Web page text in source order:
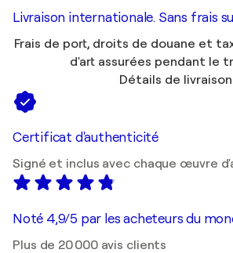
Livraison internationale. Sans frais
Frais de port, droits de douane et
d'art assurées pendant le
Détails de livraison
Certificat d'authenticité
Signé et inclus avec chaque œuvre
Noté 4,9/5 par les acheteurs du
Plus de 20 000 avis clients